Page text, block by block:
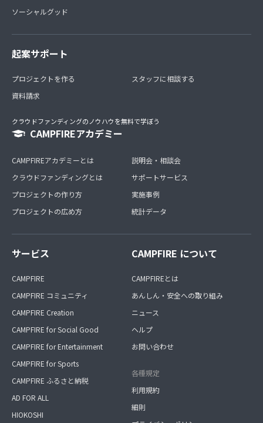
ソーシャルグッド
起案サポート
プロジェクトを作る
資料請求
スタッフに相談する
クラウドファンディングのノウハウを無料で学ぼう
CAMPFIREアカデミー
CAMPFIREアカデミーとは
クラウドファンディングとは
プロジェクトの作り方
プロジェクトの広め方
説明会・相談会
サポートサービス
実施事例
統計データ
サービス
CAMPFIRE
CAMPFIRE コミュニティ
CAMPFIRE Creation
CAMPFIRE for Social Good
CAMPFIRE for Entertainment
CAMPFIRE for Sports
CAMPFIRE ふるさと納税
AD FOR ALL
HIOKOSHI
CAMPFIRE について
CAMPFIREとは
あんしん・安全への取り組み
ニュース
ヘルプ
お問い合わせ
各種規定
利用規約
細則